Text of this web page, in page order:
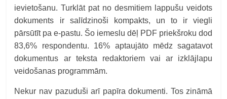
ievietošanu. Turklāt pat no desmitiem lappušu veidots
dokuments ir salīdzinoši kompakts, un to ir viegli
pārsūtīt pa e-pastu. Šo iemeslu dēļ PDF priekšroku dod
83,6% respondentu. 16% aptaujāto mēdz sagatavot
dokumentus ar teksta redaktoriem vai ar izklājlapu
veidošanas programmām.
Nekur nav pazuduši arī papīra dokumenti. Tos zināmā